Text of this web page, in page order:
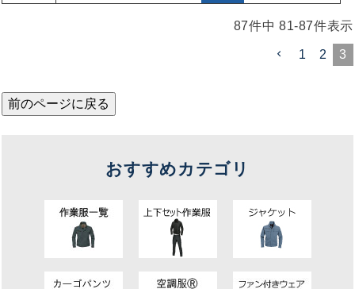
87件中 81-87件表示
1 2 3
前のページに戻る
おすすめカテゴリ